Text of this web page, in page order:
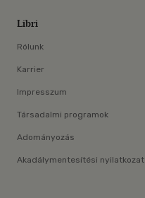
Libri
Rólunk
Karrier
Impresszum
Társadalmi programok
Adományozás
Akadálymentesítési nyilatkozat